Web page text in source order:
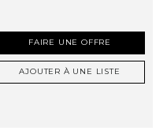
FAIRE UNE OFFRE
AJOUTER À UNE LISTE